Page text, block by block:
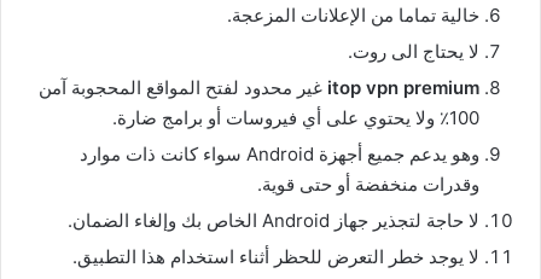
خالية تماما من الإعلانات المزعجة.
لا يحتاج الى روت.
itop vpn premium غير محدود لفتح المواقع المحجوبة آمن
100٪ ولا يحتوي على أي فيروسات أو برامج ضارة.
وهو يدعم جميع أجهزة Android سواء كانت ذات موارد
وقدرات منخفضة أو حتى قوية.
لا حاجة لتجذير جهاز Android الخاص بك وإلغاء الضمان.
لا يوجد خطر التعرض للحظر أثناء استخدام هذا التطبيق.